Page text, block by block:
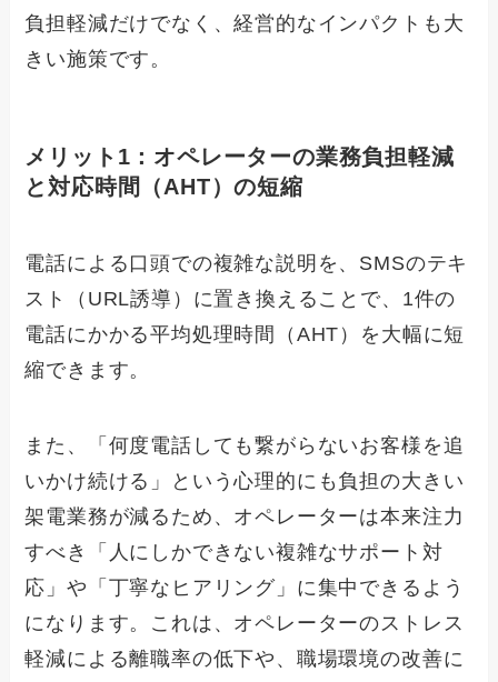
負担軽減だけでなく、経営的なインパクトも大
きい施策です。
メリット1：オペレーターの業務負担軽減
と対応時間（AHT）の短縮
電話による口頭での複雑な説明を、SMSのテキ
スト（URL誘導）に置き換えることで、1件の
電話にかかる平均処理時間（AHT）を大幅に短
縮できます。
また、「何度電話しても繋がらないお客様を追
いかけ続ける」という心理的にも負担の大きい
架電業務が減るため、オペレーターは本来注力
すべき「人にしかできない複雑なサポート対
応」や「丁寧なヒアリング」に集中できるよう
になります。これは、オペレーターのストレス
軽減による離職率の低下や、職場環境の改善に